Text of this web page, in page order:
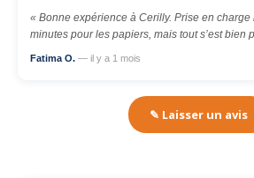
« Bonne expérience à Cerilly. Prise en
minutes pour les papiers, mais tout s’est bien
Fatima O. — il y a 1 mois
✎ Laisser un avis